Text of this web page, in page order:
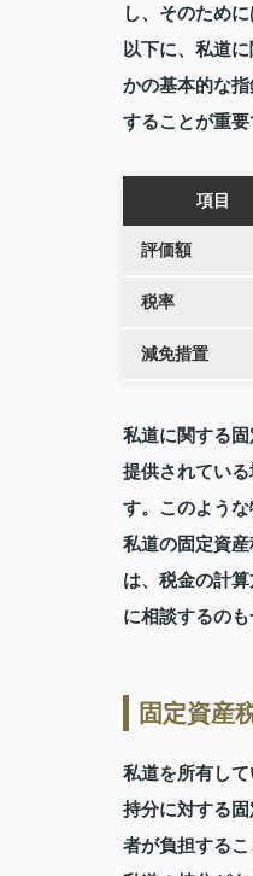
し、そのため
以下に、私道
かの基本的な
することが重要
項目
評価額
税率
減免措置
私道に関する
提供されてい
す。このよう
私道の固定資
は、税金の計
に相談するのも
固定資産
私道を所有し
持分に対する
者が負担するこ